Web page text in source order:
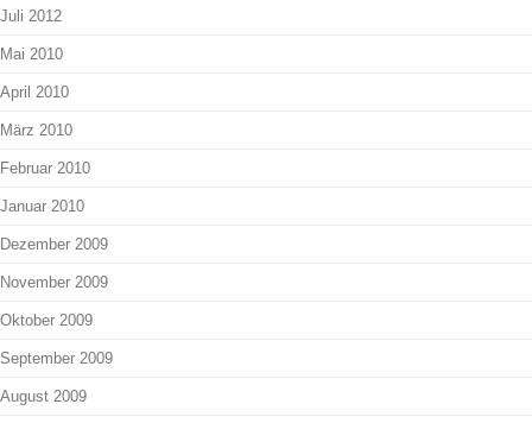
Juli 2012
Mai 2010
April 2010
März 2010
Februar 2010
Januar 2010
Dezember 2009
November 2009
Oktober 2009
September 2009
August 2009